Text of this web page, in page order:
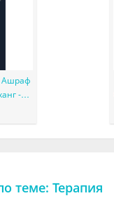
Ашраф
-
и
теме: Терапия